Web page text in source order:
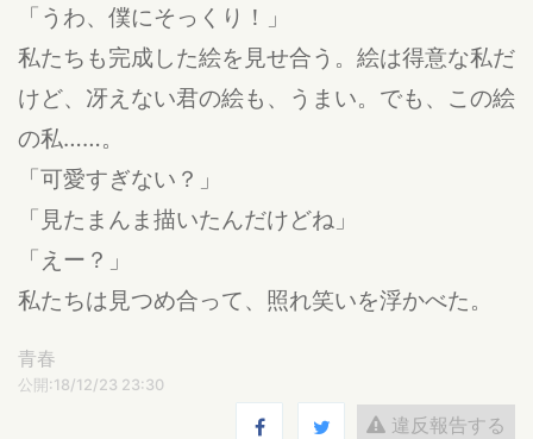
「うわ、僕にそっくり！」
私たちも完成した絵を見せ合う。絵は得意な私だ
けど、冴えない君の絵も、うまい。でも、この絵
の私……。
「可愛すぎない？」
「見たまんま描いたんだけどね」
「えー？」
私たちは見つめ合って、照れ笑いを浮かべた。
青春
公開:18/12/23 23:30
違反報告する